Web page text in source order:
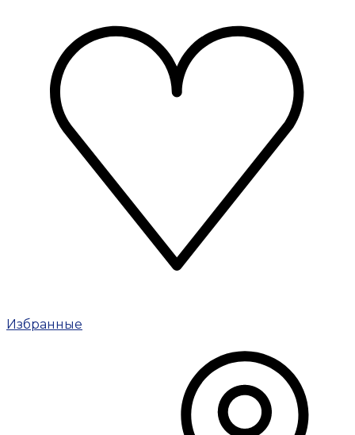
Избранные